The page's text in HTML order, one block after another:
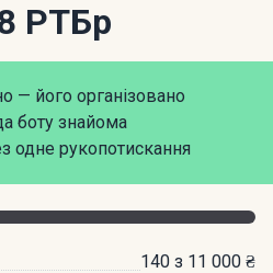
РТБр
— його організовано
боту знайома
одне рукопотискання
140 з 11 000 ₴